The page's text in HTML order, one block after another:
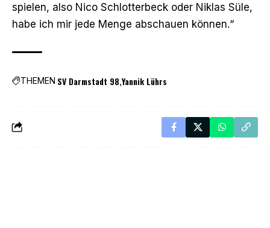
spielen, also Nico Schlotterbeck oder Niklas Süle,
habe ich mir jede Menge abschauen können.“
THEMEN SV Darmstadt 98 Yannik Lührs